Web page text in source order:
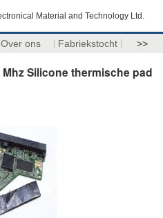
Material and Technology Ltd.
Over ons Fabriekstocht >>
Silicone thermische pad